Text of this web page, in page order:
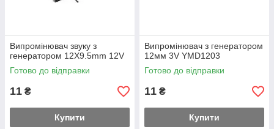
Випромінювач звуку з
генератором 12Χ9.5mm 12V
Готово до відправки
11 ₴
Купити
Випромінювач з генератором
12мм 3V YMD1203
Готово до відправки
11 ₴
Купити